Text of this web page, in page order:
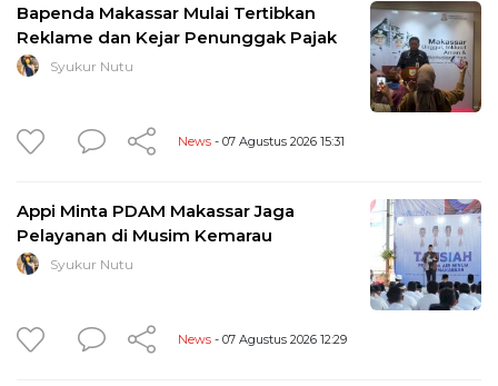
Bapenda Makassar Mulai Tertibkan
Reklame dan Kejar Penunggak Pajak
Syukur Nutu
News - 07 Agustus 2026 15:31
Appi Minta PDAM Makassar Jaga
Pelayanan di Musim Kemarau
Syukur Nutu
News - 07 Agustus 2026 12:29